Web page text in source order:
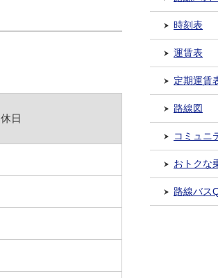
休日
時刻表
運賃表
定期運賃
路線図
コミュニ
おトクな
路線バス